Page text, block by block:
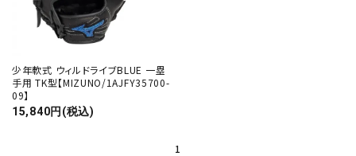
少年軟式 ウィルドライブBLUE 一塁
手用 TK型【MIZUNO/1AJFY35700-
09】
15,840円(税込)
1